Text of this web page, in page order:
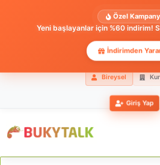
Özel
Yeni başlayanlar için %60 indirim!
İndirimden
Bireysel
Giriş Yap